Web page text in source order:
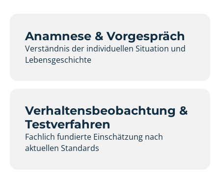
Anamnese & Vorgespräch
Verständnis der individuellen Situation und
Lebensgeschichte
Verhaltensbeobachtung &
Testverfahren
Fachlich fundierte Einschätzung nach
aktuellen Standards